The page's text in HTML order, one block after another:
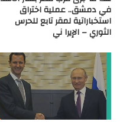
في دمشق.. عملية اختراق
استخباراتية لمقر تابع للحرس
الثوري – الإيرا ني